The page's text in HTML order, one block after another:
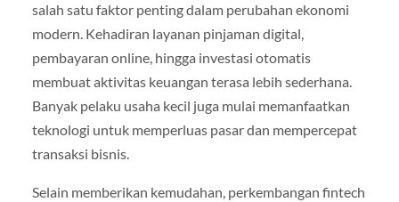
salah satu faktor penting dalam perubahan ekonomi
modern. Kehadiran layanan pinjaman digital,
pembayaran online, hingga investasi otomatis
membuat aktivitas keuangan terasa lebih sederhana.
Banyak pelaku usaha kecil juga mulai memanfaatkan
teknologi untuk memperluas pasar dan mempercepat
transaksi bisnis.
Selain memberikan kemudahan, perkembangan fintech